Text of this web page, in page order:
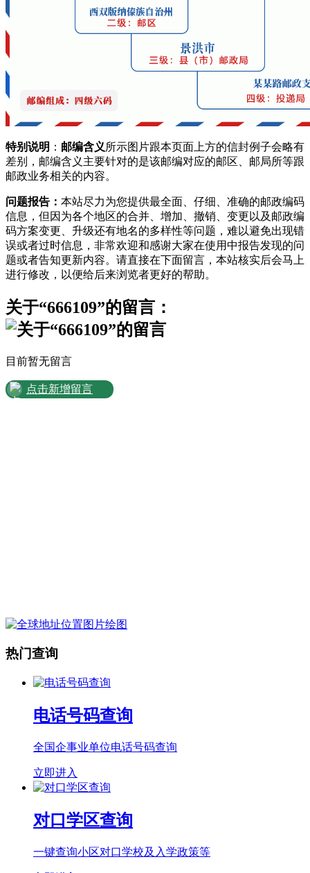
云南省西双版纳傣族自治州景洪市
分场
云南省西双版纳傣族自治州景洪市
嘎洒镇景洪农场六
分场
666109
云南省西双版纳傣族自治州景洪市
嘎洒镇曼勉村
666109
云南省西双版纳傣族自治州景洪市
嘎洒镇曼弄枫村
666109
云南省西双版纳傣族自治州景洪市嘎洒镇曼戈播村
666109
云南省西双版纳傣族自治州景洪市嘎洒镇曼掌宰村
666109
云南省西双版纳傣族自治州景洪市
云南省西双版纳傣族自治州景洪市嘎洒镇曼达村
666109
云南省西双版纳傣族自治州景洪市嘎洒镇沙药村
666109
云南省西双版纳傣族自治州景洪市嘎洒镇纳板村 666109
特别说明 ： 邮编含义 所示图片跟本页面上方的信封例子会略有
差别，邮编含义主要针对的是该邮编对应的邮区、邮局所等跟
邮政业务相关的内容。
问题报告： 本站尽力为您提供最全面、仔细、准确的邮政编码
信息，但因为各个地区的合并、增加、撤销、变更以及邮政编
码方案变更、升级还有地名的多样性等问题，难以避免出现错
误或者过时信息，非常欢迎和感谢大家在使用中报告发现的问
题或者告知更新内容。请直接在下面留言，本站核实后会马上
进行修改，以便给后来浏览者更好的帮助。
关于“666109”的留言：
目前暂无留言
点击新增留言
热门查询
电话号码查询
全国企事业单位电话号码查询
立即进入
对口学区查询
一键查询小区对口学校及入学政策等